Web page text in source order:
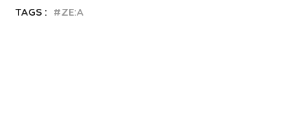
TAGS :
ZE:A